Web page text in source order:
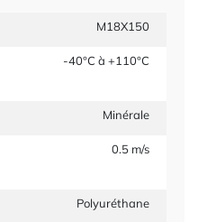
M18X150
-40°C à +110°C
Minérale
0.5 m/s
Polyuréthane